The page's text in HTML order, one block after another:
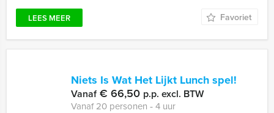
LEES MEER Favoriet
Niets Is Wat Het Lijkt Lunch spel!
Vanaf€ 66,50 p.p. excl. BTW
Vanaf 20 personen ‐ 4 uur